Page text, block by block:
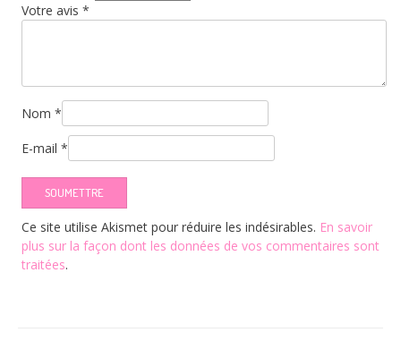
Votre avis*
Nom*
E-mail*
Ce site utilise Akismet pour réduire les indésirables. En savoir
plus sur la façon dont les données de vos commentaires sont
traitées.